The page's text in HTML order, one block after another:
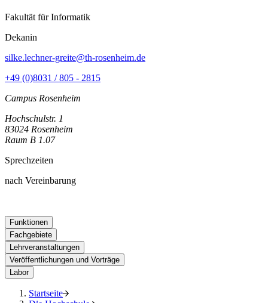
Fakultät für Informatik
Dekanin
silke.lechner-greite@th-rosenheim.de
+49 (0)8031 / 805 - 2815
Campus Rosenheim
Hochschulstr. 1
83024 Rosenheim
Raum B 1.07
Sprechzeiten
nach Vereinbarung
Funktionen
Fachgebiete
Lehrveranstaltungen
Veröffentlichungen und Vorträge
Labor
Startseite